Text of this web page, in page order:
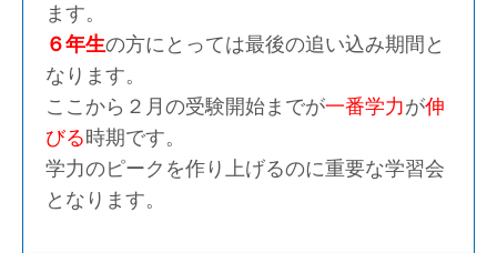
ます。
６年生の方にとっては最後の追い込み期間と
なります。
ここから２月の受験開始までが一番学力が伸
びる時期です。
学力のピークを作り上げるのに重要な学習会
となります。